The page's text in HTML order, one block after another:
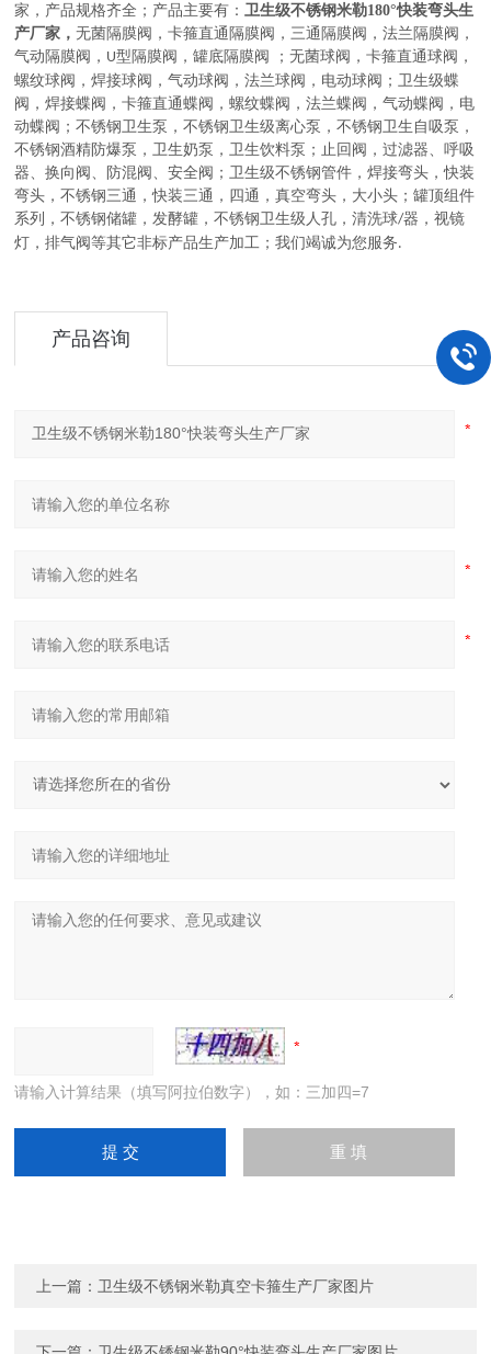
家， 产品规格齐全；产品主要有：卫生级不锈钢米勒180°快装弯头生
产厂家 ，无菌隔膜阀 ，卡箍直通隔膜阀，三通隔膜阀，法兰隔膜阀，
气动隔膜阀， U型隔膜阀，罐底隔膜阀 ；无菌球阀 ，卡箍直通球阀，
螺纹球阀，焊接球阀，气动球阀，法兰球阀，电动球阀 ；卫生级蝶
阀 ，焊接蝶阀，卡箍直通蝶阀，螺纹蝶阀，法兰蝶阀，气动蝶阀，电
动蝶阀 ；不锈钢卫生泵 ，不锈钢卫生级离心泵，不锈钢卫生自吸泵，
不锈钢酒精防爆泵，卫生奶泵，卫生饮料泵 ； 止回阀，过滤器、呼吸
器、换向阀、防混阀、安全阀 ；卫生级不锈钢管件 ，焊接弯头，快装
弯头，不锈钢三通，快装三通，四通，真空弯头，大小头 ；罐顶组件
系列 ，不锈钢储罐，发酵罐，不锈钢卫生级人孔，清洗球/器，视镜
灯，排气阀等其它非标产品生产加工 ；我们竭诚为您服务.
产品咨询
请输入计算结果（填写阿拉伯数字），如：三加四=7
上一篇： 卫生级不锈钢米勒真空卡箍生产厂家图片